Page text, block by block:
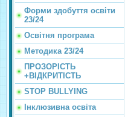
Форми здобуття освіти
23/24
Освітня програма
Методика 23/24
ПРОЗОРІСТЬ
+ВІДКРИТІСТЬ
STOP BULLYING
Інклюзивна освіта